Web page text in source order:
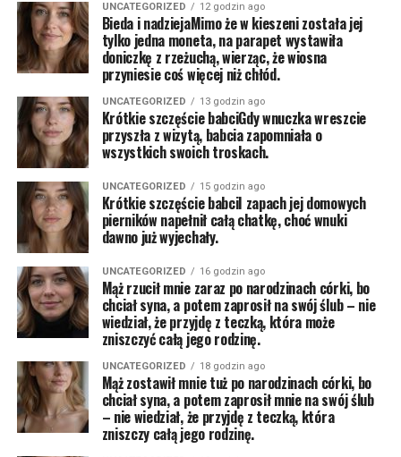
UNCATEGORIZED 12 godzin ago
Bieda i nadziejaMimo że w kieszeni została jej
tylko jedna moneta, na parapet wystawiła
doniczkę z rzeżuchą, wierząc, że wiosna
przyniesie coś więcej niż chłód.
UNCATEGORIZED 13 godzin ago
Krótkie szczęście babciGdy wnuczka wreszcie
przyszła z wizytą, babcia zapomniała o
wszystkich swoich troskach.
UNCATEGORIZED 15 godzin ago
Krótkie szczęście babciI zapach jej domowych
pierników napełnił całą chatkę, choć wnuki
dawno już wyjechały.
UNCATEGORIZED 16 godzin ago
Mąż rzucił mnie zaraz po narodzinach córki, bo
chciał syna, a potem zaprosił na swój ślub – nie
wiedział, że przyjdę z teczką, która może
zniszczyć całą jego rodzinę.
UNCATEGORIZED 18 godzin ago
Mąż zostawił mnie tuż po narodzinach córki, bo
chciał syna, a potem zaprosił mnie na swój ślub
– nie wiedział, że przyjdę z teczką, która
zniszczy całą jego rodzinę.